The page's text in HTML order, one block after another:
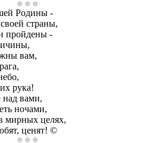
Родины -
страны,
пройдены -
вам,
рука!
над вами,
ночами,
мирных целях,
ценят! ©